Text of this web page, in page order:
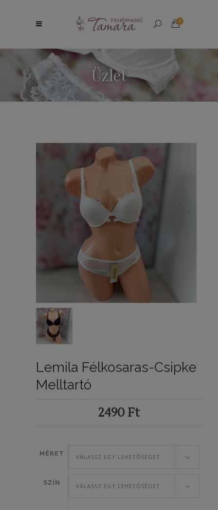
0
Üzlet
Lemila Félkosaras-Csipke
Melltartó
2490 Ft
MÉRET VÁLASSZ EGY LEHETŐSÉGET
SZÍN VÁLASSZ EGY LEHETŐSÉGET